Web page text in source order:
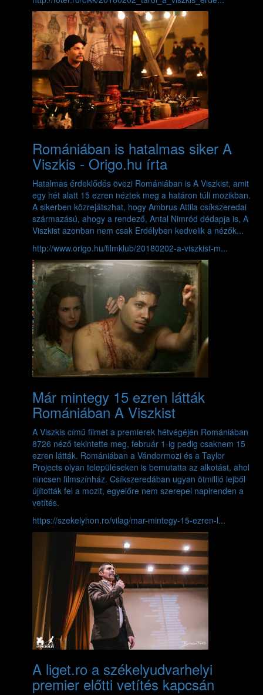
Romániában is hatalmas siker A
Viszkis - Origo.hu írta
Hatalmas érdeklődés övezi Romániában is A Viszkist, amit
egy hét alatt 15 ezren néztek meg a határon túli mozikban.
A sikerben közrejátszhat, hogy Ambrus Attila csíkszeredai
származású, ahogy a rendező, Antal Nimród dédapja is, A
Viszkist azonban nem csak Erdélyben kedvelik a nézők...
http://www.origo.hu/filmklub/20180202-a-viszkist-m...
Már mintegy 15 ezren látták
Romániában A Viszkist
A Viszkis című filmet a premierek hétvégéjén Romániában
8726 néző tekintette meg, február 1-ig pedig csaknem 15
ezren látták. Romániában a Vándormozi és a Taylor
Projects olyan településeken is bemutatta az alkotást, ahol
nincsen filmszínház. Csíkszeredában ugyan ötmillió lejből
újították fel a mozit, egyelőre nem szerepel napirenden a
vetítés.
https://szekelyhon.ro/vilag/mar-mintegy-15-ezren-l...
A liget.ro a székelyudvarhelyi
premier előtti vetítés kapcsán